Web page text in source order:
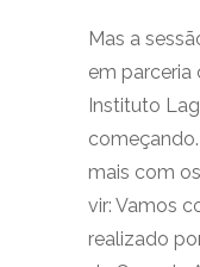
Mas a
em parceria
Instituto
mais com
vir: Vamos
realizado